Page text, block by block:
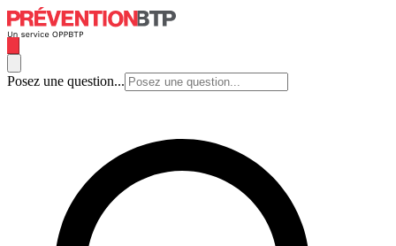
Posez une question...